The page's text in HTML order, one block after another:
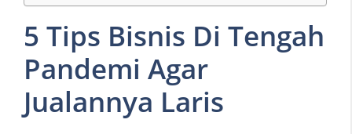
5 Tips Bisnis Di Tengah
Pandemi Agar
Jualannya Laris